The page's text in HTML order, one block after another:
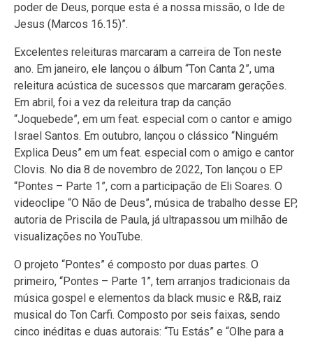
poder de Deus, porque esta é a nossa missão, o Ide de
Jesus (Marcos 16.15)”.
Excelentes releituras marcaram a carreira de Ton neste
ano. Em janeiro, ele lançou o álbum “Ton Canta 2”, uma
releitura acústica de sucessos que marcaram gerações.
Em abril, foi a vez da releitura trap da canção
“Joquebede”, em um feat. especial com o cantor e amigo
Israel Santos. Em outubro, lançou o clássico “Ninguém
Explica Deus” em um feat. especial com o amigo e cantor
Clovis. No dia 8 de novembro de 2022, Ton lançou o EP
“Pontes – Parte 1”, com a participação de Eli Soares. O
videoclipe “O Não de Deus”, música de trabalho desse EP,
autoria de Priscila de Paula, já ultrapassou um milhão de
visualizações no YouTube.
O projeto “Pontes” é composto por duas partes. O
primeiro, “Pontes – Parte 1”, tem arranjos tradicionais da
música gospel e elementos da black music e R&B, raiz
musical do Ton Carfi. Composto por seis faixas, sendo
cinco inéditas e duas autorais: “Tu Estás” e “Olhe para a